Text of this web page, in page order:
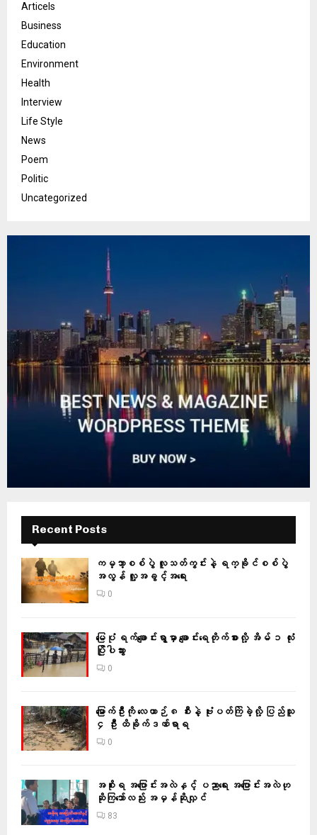
Articels
Business
Education
Environment
Health
Interview
Life Style
News
Poem
Politic
Uncategorized
Recent Posts
ကမ္ဘာ့စစ်ပွဲ လူသတ်ကွင်းနဲ့ ရက္ခိုင်စစ်ပွဲ
အလွန် လူ့အခွင့်အရေး
0
မြေပုံ ရက်ချောင်းရွာမှာ ချောင်းရေတိုက်စားလို့ အိမ် ၁ လုံး
ပြိုပါသွား
0
မြောက်ဦးကို လေယာဉ် ၈ စီးနဲ့ ဗုံးပတ်ကြဲခဲ့လို့ ပြည်သူ
၄ ဦး ထိခိုက်ဒဏ်ရာရ
0
အစိုးရ အပြောင်းအလဲနှင့် ပညာရေး အပြောင်းအလဲဟု
ဆိုကြသော်လည်း အမှန်ဆိုလျှင်
83